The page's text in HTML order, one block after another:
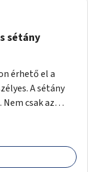
belüli
sétány
érhető el a
A sétány
csak az
választási
de a